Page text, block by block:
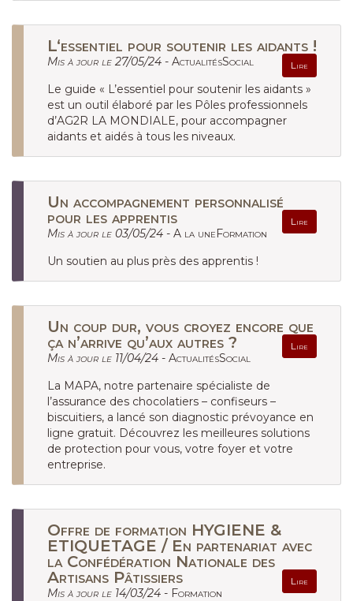
L‘essentiel pour soutenir les aidants !
Lire
Mis à jour le 27/05/24 - ActualitésSocial
Le guide « L’essentiel pour soutenir les aidants »
est un outil élaboré par les Pôles professionnels
d’AG2R LA MONDIALE, pour accompagner
aidants et aidés à tous les niveaux.
Un accompagnement personnalisé
pour les apprentis
Lire
Mis à jour le 03/05/24 - A la uneFormation
Un soutien au plus près des apprentis !
Un coup dur, vous croyez encore que
ça n’arrive qu’aux autres ?
Lire
Mis à jour le 11/04/24 - ActualitésSocial
La MAPA, notre partenaire spécialiste de
l’assurance des chocolatiers – confiseurs –
biscuitiers, a lancé son diagnostic prévoyance en
ligne gratuit. Découvrez les meilleures solutions
de protection pour vous, votre foyer et votre
entreprise.
Offre de formation HYGIENE &
ETIQUETAGE / En partenariat avec
la Confédération Nationale des
Artisans Pâtissiers
Lire
Mis à jour le 14/03/24 - Formation